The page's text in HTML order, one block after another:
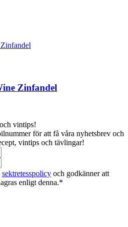
Zinfandel
vintips!
för att få våra nyhetsbrev och
vintips och tävlingar!
sektretesspolicy och godkänner att
enligt denna.*